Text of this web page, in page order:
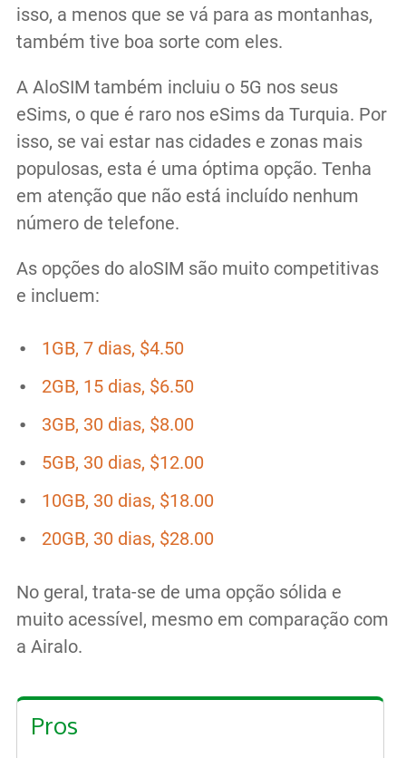
isso, a menos que se vá para as montanhas,
também tive boa sorte com eles.
A AloSIM também incluiu o 5G nos seus
eSims, o que é raro nos eSims da Turquia. Por
isso, se vai estar nas cidades e zonas mais
populosas, esta é uma óptima opção. Tenha
em atenção que não está incluído nenhum
número de telefone.
As opções do aloSIM são muito competitivas
e incluem:
1GB, 7 dias, $4.50
2GB, 15 dias, $6.50
3GB, 30 dias, $8.00
5GB, 30 dias, $12.00
10GB, 30 dias, $18.00
20GB, 30 dias, $28.00
No geral, trata-se de uma opção sólida e
muito acessível, mesmo em comparação com
a Airalo.
Pros